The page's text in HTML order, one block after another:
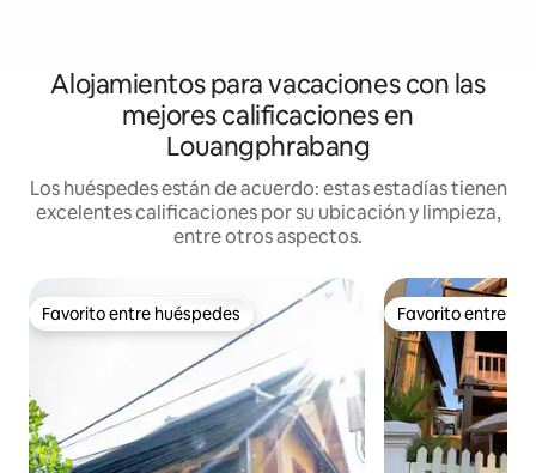
Alojamientos para vacaciones con las
mejores calificaciones en
Louangphrabang
Los huéspedes están de acuerdo: estas estadías tienen
excelentes calificaciones por su ubicación y limpieza,
entre otros aspectos.
Favorito entre huéspedes
Favorito entre huéspedes Favorito entre
Favorito entre